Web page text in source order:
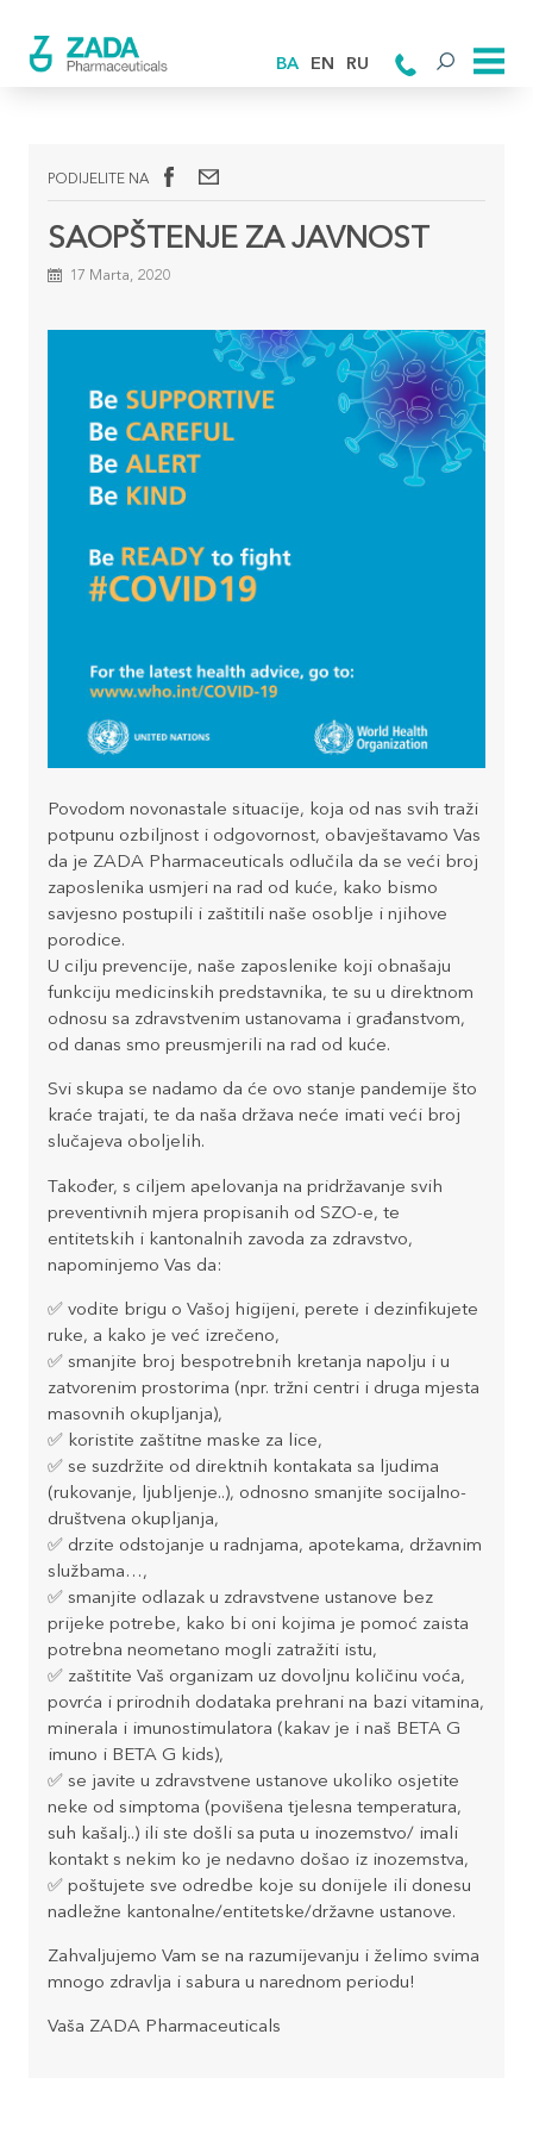
BA EN RU
PODIJELITE NA
SAOPŠTENJE ZA JAVNOST
17 Marta, 2020
Povodom novonastale situacije, koja od nas svih traži
potpunu ozbiljnost i odgovornost, obavještavamo Vas
da je ZADA Pharmaceuticals odlučila da se veći broj
zaposlenika usmjeri na rad od kuće, kako bismo
savjesno postupili i zaštitili naše osoblje i njihove
porodice.
U cilju prevencije, naše zaposlenike koji obnašaju
funkciju medicinskih predstavnika, te su u direktnom
odnosu sa zdravstvenim ustanovama i građanstvom,
od danas smo preusmjerili na rad od kuće.
Svi skupa se nadamo da će ovo stanje pandemije što
kraće trajati, te da naša država neće imati veći broj
slučajeva oboljelih.
Također, s ciljem apelovanja na pridržavanje svih
preventivnih mjera propisanih od SZO-e, te
entitetskih i kantonalnih zavoda za zdravstvo,
napominjemo Vas da:
✅ vodite brigu o Vašoj higijeni, perete i dezinfikujete
ruke, a kako je već izrečeno,
✅ smanjite broj bespotrebnih kretanja napolju i u
zatvorenim prostorima (npr. tržni centri i druga mjesta
masovnih okupljanja),
✅ koristite zaštitne maske za lice,
✅ se suzdržite od direktnih kontakata sa ljudima
(rukovanje, ljubljenje..), odnosno smanjite socijalno-
društvena okupljanja,
✅ drzite odstojanje u radnjama, apotekama, državnim
službama…,
✅ smanjite odlazak u zdravstvene ustanove bez
prijeke potrebe, kako bi oni kojima je pomoć zaista
potrebna neometano mogli zatražiti istu,
✅ zaštitite Vaš organizam uz dovoljnu količinu voća,
povrća i prirodnih dodataka prehrani na bazi vitamina,
minerala i imunostimulatora (kakav je i naš BETA G
imuno i BETA G kids),
✅ se javite u zdravstvene ustanove ukoliko osjetite
neke od simptoma (povišena tjelesna temperatura,
suh kašalj..) ili ste došli sa puta u inozemstvo/ imali
kontakt s nekim ko je nedavno došao iz inozemstva,
✅ poštujete sve odredbe koje su donijele ili donesu
nadležne kantonalne/entitetske/državne ustanove.
Zahvaljujemo Vam se na razumijevanju i želimo svima
mnogo zdravlja i sabura u narednom periodu!
Vaša ZADA Pharmaceuticals